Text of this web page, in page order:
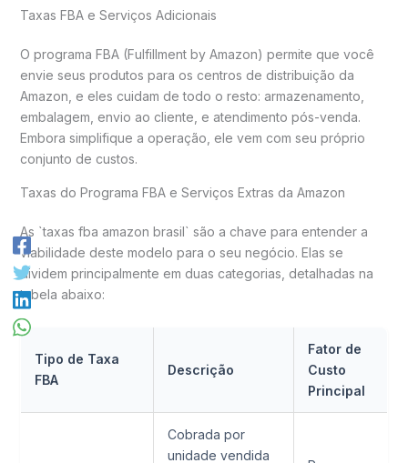
Taxas FBA e Serviços Adicionais
O programa FBA (Fulfillment by Amazon) permite que você
envie seus produtos para os centros de distribuição da
Amazon, e eles cuidam de todo o resto: armazenamento,
embalagem, envio ao cliente, e atendimento pós-venda.
Embora simplifique a operação, ele vem com seu próprio
conjunto de custos.
Taxas do Programa FBA e Serviços Extras da Amazon
As `taxas fba amazon brasil` são a chave para entender a
viabilidade deste modelo para o seu negócio. Elas se
dividem principalmente em duas categorias, detalhadas na
tabela abaixo:
Tipo de Taxa
FBA
Descrição
Fator de
Custo
Principal
Cobrada por
unidade vendida